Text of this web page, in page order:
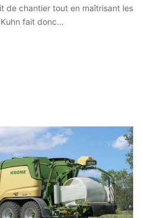
de chantier tout en maîtrisant les
fait donc…